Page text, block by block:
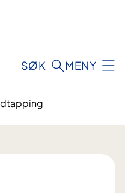
SØK MENY